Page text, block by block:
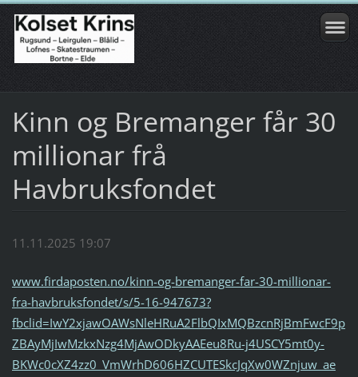
Kinn og Bremanger får 30
millionar frå
Havbruksfondet
11.11.2025 19:07
www.firdaposten.no/kinn-og-bremanger-far-30-millionar-
fra-havbruksfondet/s/5-16-947673?
fbclid=IwY2xjawOAWsNleHRuA2FlbQIxMQBzcnRjBmFwcF9p
ZBAyMjIwMzkxNzg4MjAwODkyAAEeu8Ru-j4USCY5mt0y-
BKWc0cXZ4zz0_VmWrhD606HZCUTESkcJqXw0WZnjuw_ae